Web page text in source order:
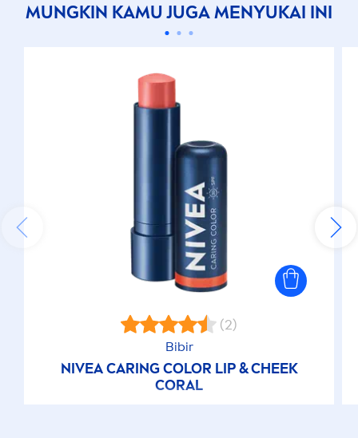
MUNGKIN KAMU JUGAMENYUKAI INI
(2)
Bibir
NIVEACARINGCOLOR LIP& CHEEK
CORAL